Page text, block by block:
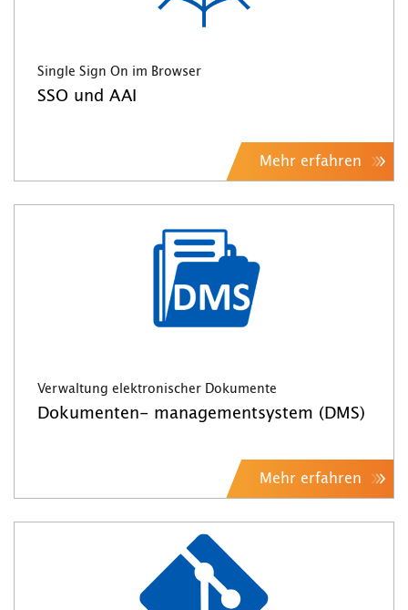
Single Sign On im Browser
SSO und AAI
Mehr erfahren
Verwaltung elektronischer Dokumente
Dokumenten- managementsystem (DMS)
Mehr erfahren